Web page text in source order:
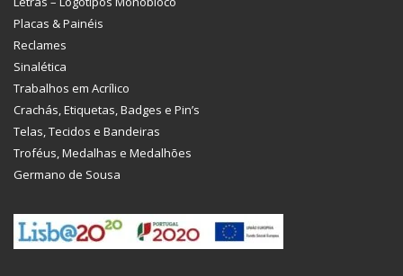
Placas & Painéis
Reclames
Sinalética
Trabalhos em Acrílico
Crachás, Etiquetas, Badges e Pin’s
Telas, Tecidos e Bandeiras
Troféus, Medalhas e Medalhões
Germano de Sousa